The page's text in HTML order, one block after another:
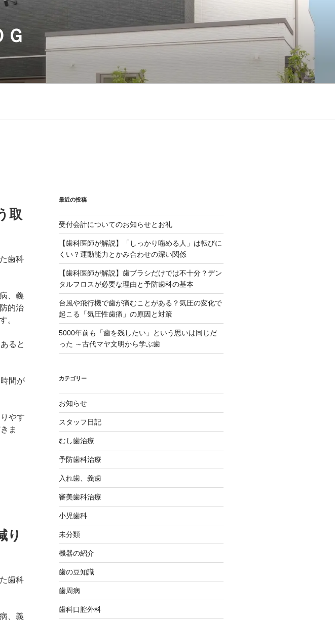
取
歯科
、義
的治
。
ると
間が
やす
ま
り
歯科
、義
最近の投稿
受付会計についてのお知らせとお礼
【歯科医師が解説】「しっかり噛める人」は転びに
くい？運動能力とかみ合わせの深い関係
【歯科医師が解説】歯ブラシだけでは不十分？デン
タルフロスが必要な理由と予防歯科の基本
台風や飛行機で歯が痛むことがある？気圧の変化で
起こる「気圧性歯痛」の原因と対策
5000年前も「歯を残したい」という思いは同じだ
った ～古代マヤ文明から学ぶ歯
カテゴリー
お知らせ
スタッフ日記
むし歯治療
予防歯科治療
入れ歯、義歯
審美歯科治療
小児歯科
未分類
機器の紹介
歯の豆知識
歯周病
歯科口腔外科